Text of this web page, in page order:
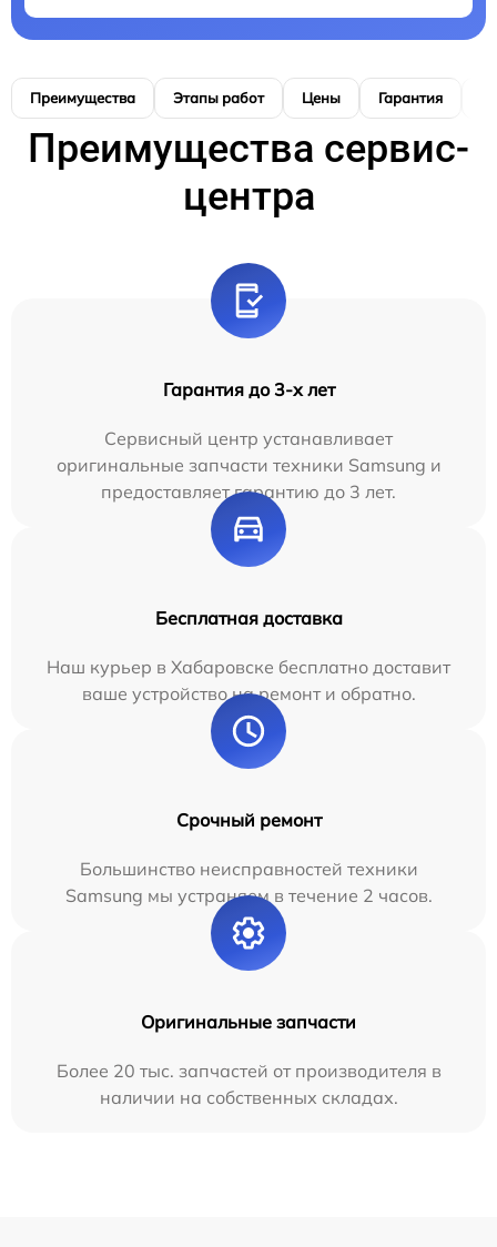
Преимущества Этапы работ Цены Гарантия
Преимущества сервис-
центра
Гарантия до 3-х лет
Сервисный центр устанавливает
оригинальные запчасти техники Samsung и
предоставляет гарантию до 3 лет.
Бесплатная доставка
Наш курьер в Хабаровске бесплатно доставит
ваше устройство на ремонт и обратно.
Срочный ремонт
Большинство неисправностей техники
Samsung мы устраняем в течение 2 часов.
Оригинальные запчасти
Более 20 тыс. запчастей от производителя в
наличии на собственных складах.